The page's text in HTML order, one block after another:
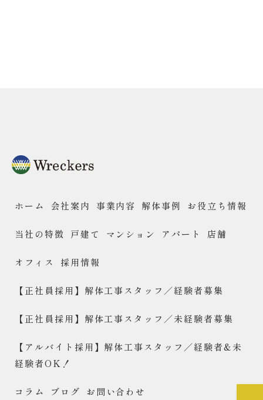
ホーム 会社案内 事業内容 解体事例 お役立ち情報
当社の特徴 戸建て マンション アパート 店舗
オフィス 採用情報
【正社員採用】解体工事スタッフ／経験者募集
【正社員採用】解体工事スタッフ／未経験者募集
【アルバイト採用】解体工事スタッフ／経験者&未
経験者OK！
コラム ブログ お問い合わせ